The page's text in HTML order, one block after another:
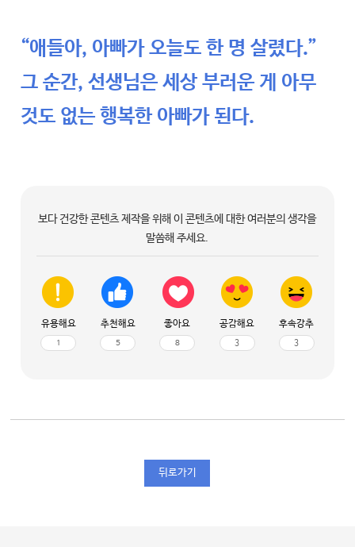
“애들아, 아빠가 오늘도 한 명 살렸다.”
그 순간, 선생님은 세상 부러운 게 아무
것도 없는 행복한 아빠가 된다.
보다 건강한 콘텐츠 제작을 위해 이 콘텐츠에 대한 여러분의 생각을
말씀해 주세요.
유용해요
1
추천해요
5
좋아요
8
공감해요
3
후속강추
3
뒤로가기